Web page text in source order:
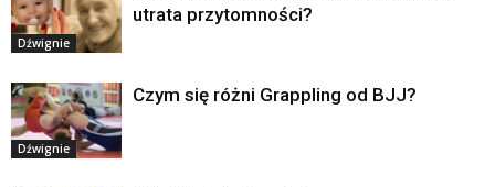
Dźwignie
utrata przytomności?
Dźwignie
Czym się różni Grappling od BJJ?